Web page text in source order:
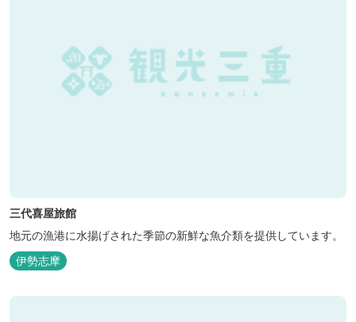
三代喜屋旅館
地元の漁港に水揚げされた季節の新鮮な魚介類を提供しています。
伊勢志摩